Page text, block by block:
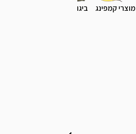
מוצרי קמפינג ביגוד והנעלה